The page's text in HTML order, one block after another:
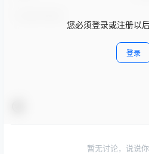
您必须登录或注册以
登录
暂无讨论，说说